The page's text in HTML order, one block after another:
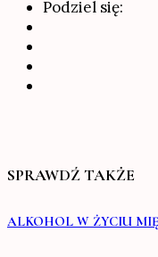
Podziel się:
SPRAWDŹ TAKŻE
ALKOHOL W ŻYCIU